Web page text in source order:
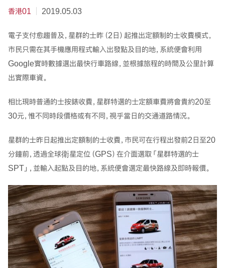
香港01 2019.05.03
電子支付愈趨普及，星群的士昨（2日）起推出定額制的士收費模式，
市民只需在其手機應用程式輸入出發點及目的地，系統便會利用
Google實時數據選出最快行車路線，並根據旅程的時間及公里計算
出實際車資。
相比現時普通的士按錶收費，星群特選的士定額車費將會貴約20至
30元，惟不同時段價格或有不同，視乎當日的交通道路情況。
星群的士昨日起推出定額制的士收費，市民可在行程出發前2日至20
分鐘前，透過全球衛星定位（GPS）在介面選取「星群特選的士
SPT」，並輸入起點及目的地，系統便會選定最快路線及即時報價。